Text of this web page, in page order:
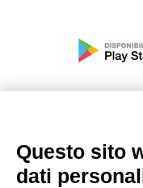
Modello
Questo sito
dati